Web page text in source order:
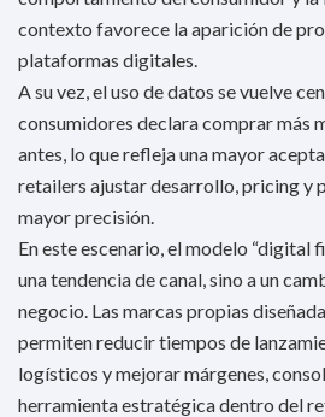
contexto favorece la aparición de
plataformas digitales.
A su vez, el uso de datos se vuelve
consumidores declara comprar más
antes, lo que refleja una mayor
retailers ajustar desarrollo, pricing y
mayor precisión.
En este escenario, el modelo “digital
una tendencia de canal, sino a un
negocio. Las marcas propias
permiten reducir tiempos de
logísticos y mejorar márgenes,
herramienta estratégica dentro del